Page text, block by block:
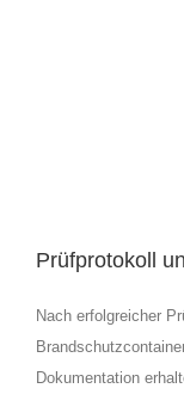
Prüfprotokoll
Nach erfolgreicher
Dokumentation